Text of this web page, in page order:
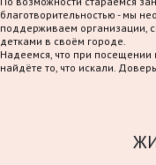
благотворительностью - мы
поддерживаем организации,
детками в своём городе.
Надеемся, что при посещении
найдёте то, что искали.